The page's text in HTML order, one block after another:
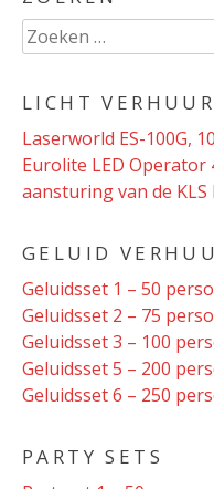
Zoeken
naar:
LICHT VERHUUR
Laserworld ES-100G,
Eurolite LED
aansturing van de KLS
GELUID
Geluidsset 1 – 50
Geluidsset 2 – 75
Geluidsset 3 – 100
Geluidsset 5 – 200
Geluidsset 6 – 250
PARTY SETS